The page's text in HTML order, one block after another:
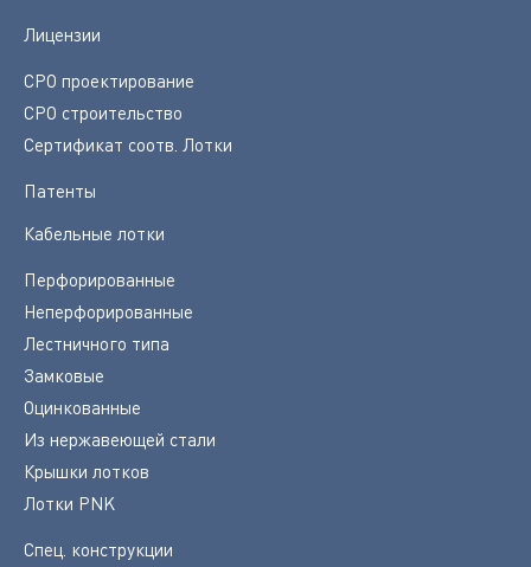
Лицензии
СРО проектирование
СРО строительство
Сертификат соотв. Лотки
Патенты
Кабельные лотки
Перфорированные
Неперфорированные
Лестничного типа
Замковые
Оцинкованные
Из нержавеющей стали
Крышки лотков
Лотки PNK
Спец. конструкции